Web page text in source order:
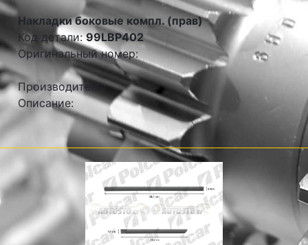
Накладки боковые компл. (прав)
Код детали:99LBP402
Оригинальный номер:
Производитель:
Описание: